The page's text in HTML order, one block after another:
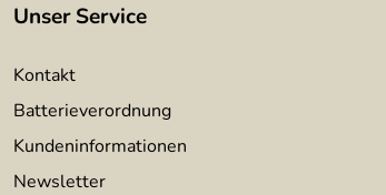
Unser Service
Kontakt
Batterieverordnung
Kundeninformationen
Newsletter